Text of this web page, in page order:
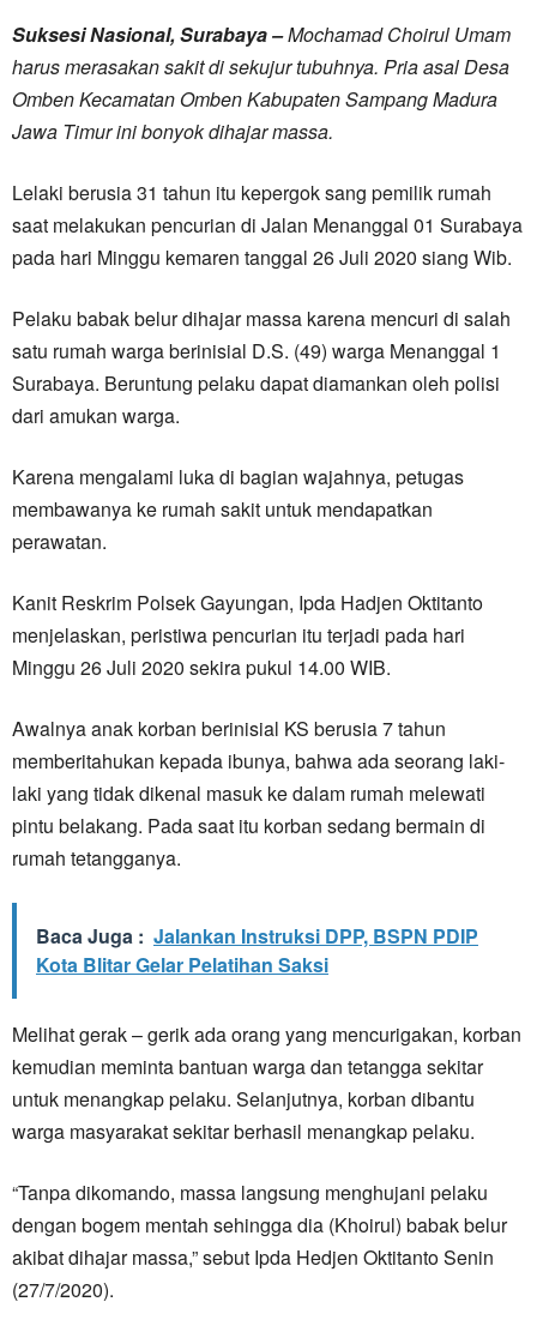
Suksesi Nasional, Surabaya –Mochamad Choirul Umam
harus merasakan sakit di sekujur tubuhnya. Pria asal Desa
Omben Kecamatan Omben Kabupaten Sampang Madura
Jawa Timur ini bonyok dihajar massa.
Lelaki berusia 31 tahun itu kepergok sang pemilik rumah
saat melakukan pencurian di Jalan Menanggal 01 Surabaya
pada hari Minggu kemaren tanggal 26 Juli 2020 siang Wib.
Pelaku babak belur dihajar massa karena mencuri di salah
satu rumah warga berinisial D.S. (49) warga Menanggal 1
Surabaya. Beruntung pelaku dapat diamankan oleh polisi
dari amukan warga.
Karena mengalami luka di bagian wajahnya, petugas
membawanya ke rumah sakit untuk mendapatkan
perawatan.
Kanit Reskrim Polsek Gayungan, Ipda Hadjen Oktitanto
menjelaskan, peristiwa pencurian itu terjadi pada hari
Minggu 26 Juli 2020 sekira pukul 14.00 WIB.
Awalnya anak korban berinisial KS berusia 7 tahun
memberitahukan kepada ibunya, bahwa ada seorang laki-
laki yang tidak dikenal masuk ke dalam rumah melewati
pintu belakang. Pada saat itu korban sedang bermain di
rumah tetangganya.
Baca Juga : Jalankan Instruksi DPP, BSPN PDIP
Kota Blitar Gelar Pelatihan Saksi
Melihat gerak – gerik ada orang yang mencurigakan, korban
kemudian meminta bantuan warga dan tetangga sekitar
untuk menangkap pelaku. Selanjutnya, korban dibantu
warga masyarakat sekitar berhasil menangkap pelaku.
“Tanpa dikomando, massa langsung menghujani pelaku
dengan bogem mentah sehingga dia (Khoirul) babak belur
akibat dihajar massa,” sebut Ipda Hedjen Oktitanto Senin
(27/7/2020).